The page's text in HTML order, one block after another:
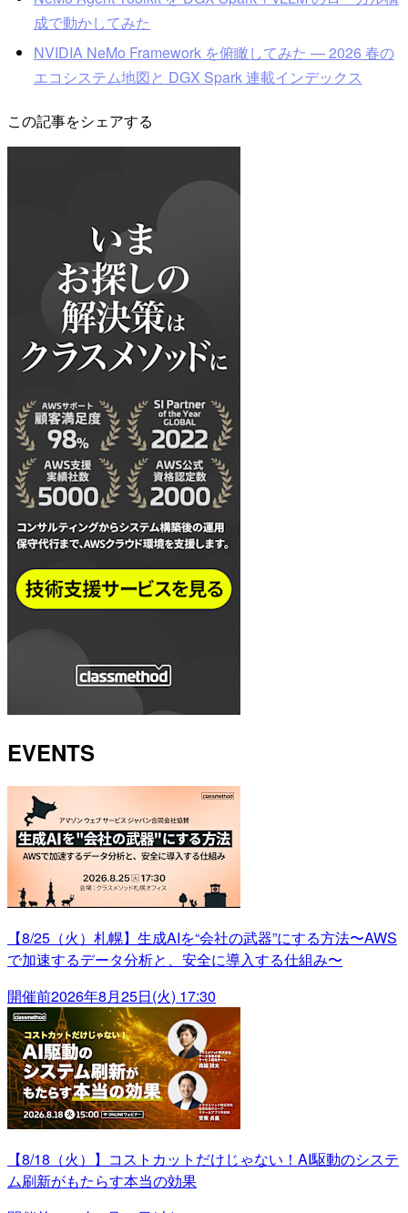
成で動かしてみた
NVIDIA NeMo Framework を俯瞰してみた — 2026 春の
エコシステム地図と DGX Spark 連載インデックス
この記事をシェアする
EVENTS
【8/25（火）札幌】生成AIを“会社の武器”にする方法〜AWS
で加速するデータ分析と、安全に導入する仕組み〜
開催前2026年8月25日(火) 17:30
【8/18（火）】コストカットだけじゃない！AI駆動のシステ
ム刷新がもたらす本当の効果